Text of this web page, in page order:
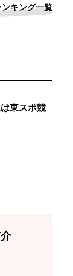
ンキング一覧
東スポ競